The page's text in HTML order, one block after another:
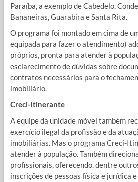
Paraíba, a exemplo de Cabedelo,
Bananeiras, Guarabira e Santa Rita.
O programa foi montado em cima de
equipada para fazer o atendimento)
próprios, pronta para atender à
esclarecimento de dúvidas sobre
contratos necessários para o
imobiliário.
Creci-Itinerante
A equipe da unidade móvel também
exercício ilegal da profissão e da
imobiliárias. Mas o programa Creci-
atender à população. Também
profissionais, oferecendo, dentre
inscrições de pessoas física e jurídica